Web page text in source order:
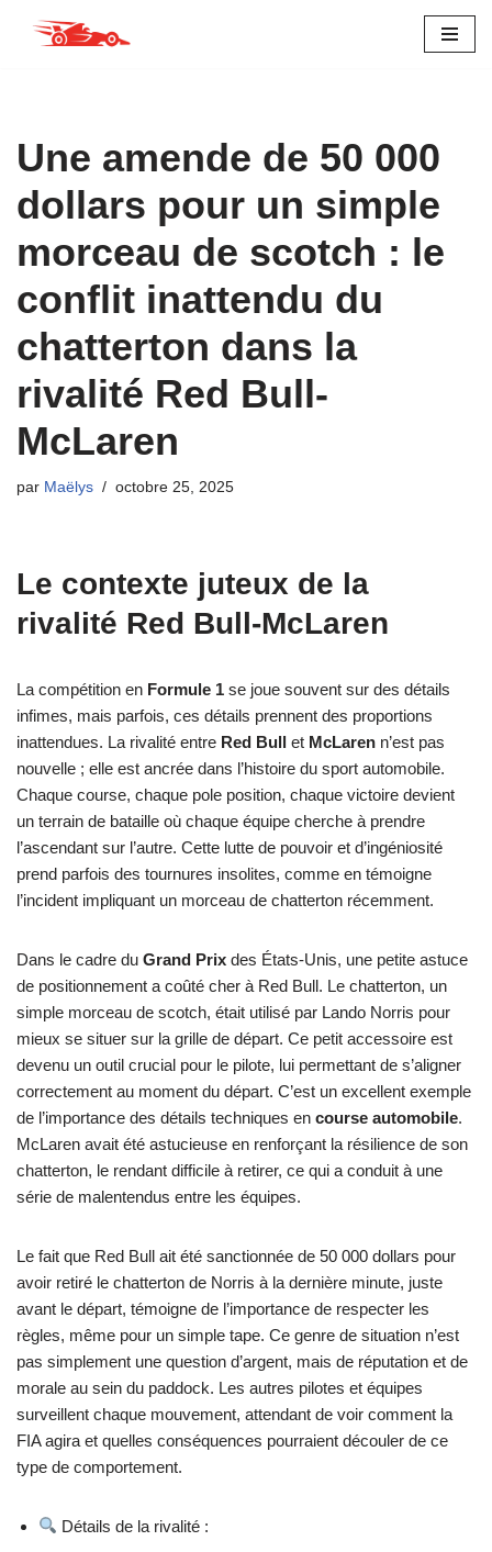
Une amende de 50 000
dollars pour un simple
morceau de scotch : le
conflit inattendu du
chatterton dans la
rivalité Red Bull-
McLaren
par Maëlys octobre 25, 2025
Le contexte juteux de la
rivalité Red Bull-McLaren
La compétition en Formule 1 se joue souvent sur des détails
infimes, mais parfois, ces détails prennent des proportions
inattendues. La rivalité entre Red Bull et McLaren n’est pas
nouvelle ; elle est ancrée dans l’histoire du sport automobile.
Chaque course, chaque pole position, chaque victoire devient
un terrain de bataille où chaque équipe cherche à prendre
l’ascendant sur l’autre. Cette lutte de pouvoir et d’ingéniosité
prend parfois des tournures insolites, comme en témoigne
l’incident impliquant un morceau de chatterton récemment.
Dans le cadre du Grand Prix des États-Unis, une petite astuce
de positionnement a coûté cher à Red Bull. Le chatterton, un
simple morceau de scotch, était utilisé par Lando Norris pour
mieux se situer sur la grille de départ. Ce petit accessoire est
devenu un outil crucial pour le pilote, lui permettant de s’aligner
correctement au moment du départ. C’est un excellent exemple
de l’importance des détails techniques en course automobile.
McLaren avait été astucieuse en renforçant la résilience de son
chatterton, le rendant difficile à retirer, ce qui a conduit à une
série de malentendus entre les équipes.
Le fait que Red Bull ait été sanctionnée de 50 000 dollars pour
avoir retiré le chatterton de Norris à la dernière minute, juste
avant le départ, témoigne de l’importance de respecter les
règles, même pour un simple tape. Ce genre de situation n’est
pas simplement une question d’argent, mais de réputation et de
morale au sein du paddock. Les autres pilotes et équipes
surveillent chaque mouvement, attendant de voir comment la
FIA agira et quelles conséquences pourraient découler de ce
type de comportement.
Détails de la rivalité :